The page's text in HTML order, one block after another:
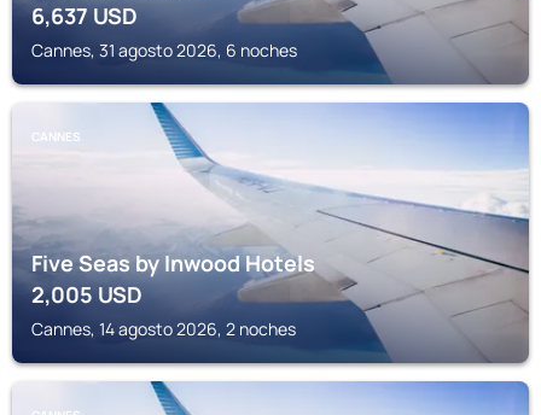
6,637USD
Cannes, 31 agosto 2026, 6 noches
CANNES
Five Seas by Inwood Hotels
2,005 USD
Cannes, 14 agosto 2026, 2 noches